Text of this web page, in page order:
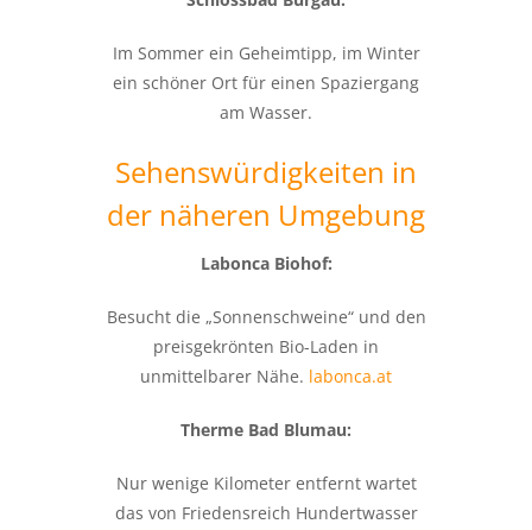
Im Sommer ein Geheimtipp, im Winter
ein schöner Ort für einen Spaziergang
am Wasser.
Sehenswürdigkeiten in
der näheren Umgebung
Labonca Biohof:
Besucht die „Sonnenschweine“ und den
preisgekrönten Bio-Laden in
unmittelbarer Nähe. labonca.at
Therme Bad Blumau:
Nur wenige Kilometer entfernt wartet
das von Friedensreich Hundertwasser